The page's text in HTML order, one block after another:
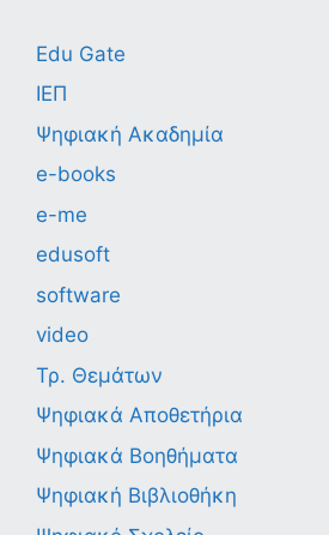
Edu Gate
ΙΕΠ
Ψηφιακή Ακαδημία
e-books
e-me
edusoft
software
video
Τρ. Θεμάτων
Ψηφιακά Αποθετήρια
Ψηφιακά Βοηθήματα
Ψηφιακή Βιβλιοθήκη